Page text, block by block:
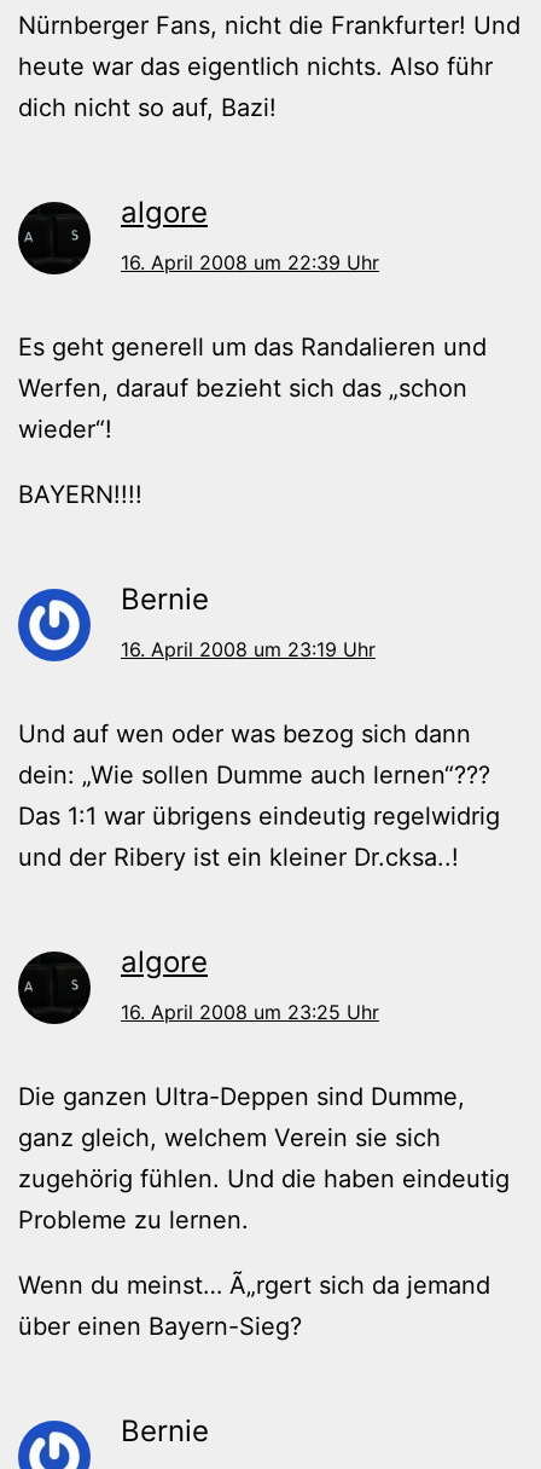
Nürnberger Fans, nicht die Frankfurter! Und
heute war das eigentlich nichts. Also führ
dich nicht so auf, Bazi!
algore
16. April 2008 um 22:39 Uhr
Es geht generell um das Randalieren und
Werfen, darauf bezieht sich das „schon
wieder“!
BAYERN!!!!
Bernie
16. April 2008 um 23:19 Uhr
Und auf wen oder was bezog sich dann
dein: „Wie sollen Dumme auch lernen“???
Das 1:1 war übrigens eindeutig regelwidrig
und der Ribery ist ein kleiner Dr.cksa..!
algore
16. April 2008 um 23:25 Uhr
Die ganzen Ultra-Deppen sind Dumme,
ganz gleich, welchem Verein sie sich
zugehörig fühlen. Und die haben eindeutig
Probleme zu lernen.
Wenn du meinst… Ã„rgert sich da jemand
über einen Bayern-Sieg?
Bernie